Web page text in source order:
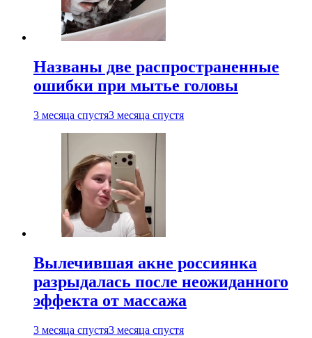
Названы две распространенные
ошибки при мытье головы
3 месяца спустя3 месяца спустя
Вылечившая акне россиянка
разрыдалась после неожиданного
эффекта от массажа
3 месяца спустя3 месяца спустя